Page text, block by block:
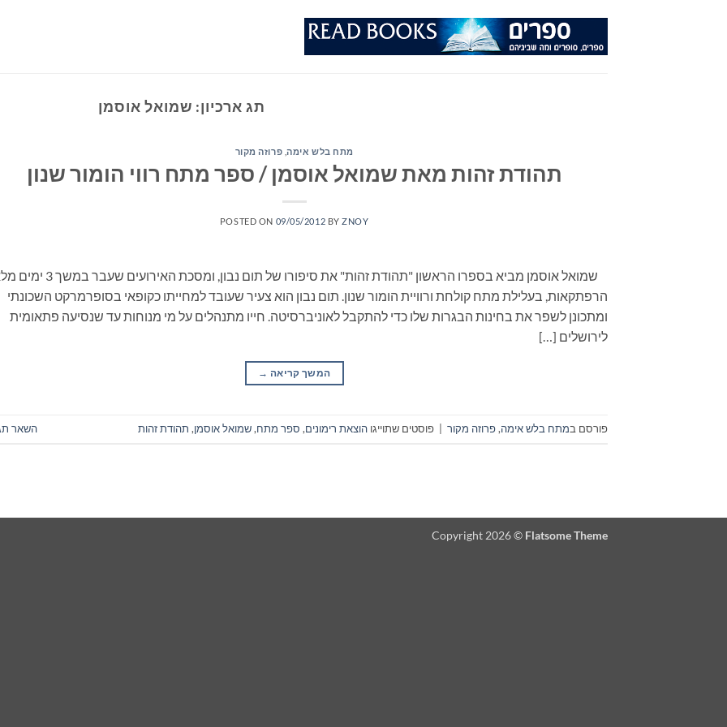
תג ארכיון: שמואל אוסמן
מתח בלש אימה, פרוזה מקור
תהודת זהות מאת שמואל אוסמן / ספר מתח רווי הומור שנון
POSTED ON 09/05/2012 BYZNOY
שמואל אוסמן מביא בספרו הראשון "תהודת זהות" את סיפורו של תום נבון, ומסכת
הרפתקאות, בעלילת מתח קולחת ורוויית הומור שנון. תום נבון הוא צעיר שעובד למחייתו כקופאי בסופרמרקט השכונתי
ומתכונן לשפר את בחינות הבגרות שלו כדי להתקבל לאוניברסיטה. חייו מתנהלים על מי מנוחות עד שנסיעה פתאומית
לירושלים […]
המשך קריאה →
פורסם במתח בלש אימה,פרוזה מקור פוסטים שתוייגו הוצאת רימונים, ספר מתח,שמואל אוסמן, תהודת זהות השאר
Copyright 2026 © Flatsome Theme